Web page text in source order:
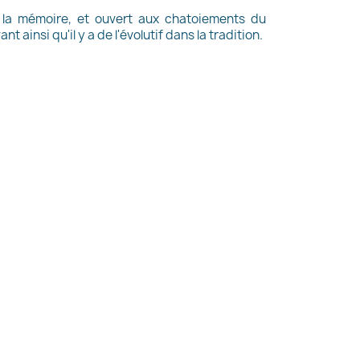
mémoire, et ouvert aux chatoiements du
ainsi qu'il y a de l'évolutif dans la tradition.